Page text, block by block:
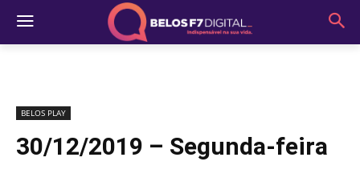
BELOS PLAY
30/12/2019 – Segunda-feira